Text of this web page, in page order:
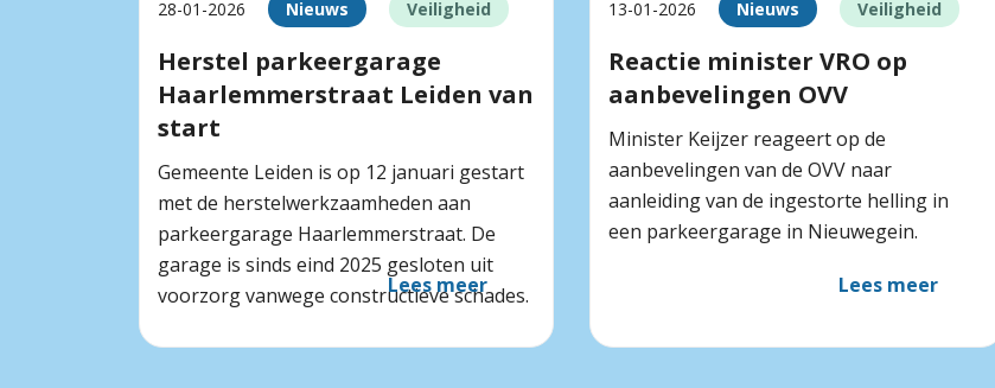
28-01-2026 Nieuws Veiligheid
Herstel parkeergarage
Haarlemmerstraat Leiden van
start
Gemeente Leiden is op 12 januari gestart
met de herstelwerkzaamheden aan
parkeergarage Haarlemmerstraat. De
garage is sinds eind 2025 gesloten uit
voorzorg vanwege constructieve schades.
Lees meer
13-01-2026 Nieuws Veiligheid
Reactie minister VRO op
aanbevelingen OVV
Minister Keijzer reageert op de
aanbevelingen van de OVV naar
aanleiding van de ingestorte helling in
een parkeergarage in Nieuwegein.
Lees meer